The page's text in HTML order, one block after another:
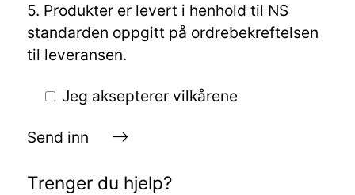
5. Produkter er levert i henhold til NS
standarden oppgitt på ordrebekreftelsen
til leveransen.
Jeg aksepterer vilkårene
Send inn
Trenger du hjelp?